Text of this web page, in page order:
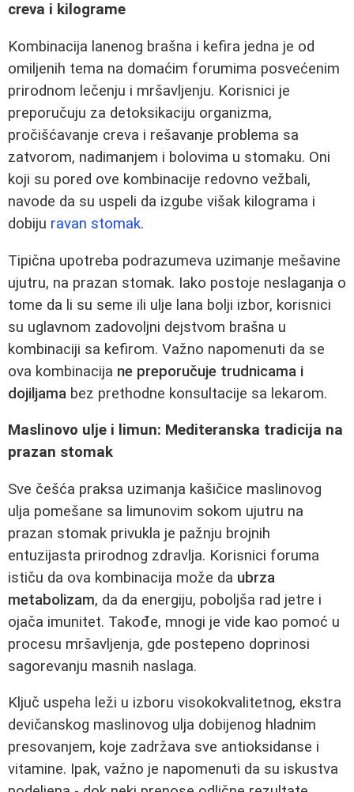
creva i kilograme
Kombinacija lanenog brašna i kefira jedna je od
omiljenih tema na domaćim forumima posvećenim
prirodnom lečenju i mršavljenju. Korisnici je
preporučuju za detoksikaciju organizma,
pročišćavanje creva i rešavanje problema sa
zatvorom, nadimanjem i bolovima u stomaku. Oni
koji su pored ove kombinacije redovno vežbali,
navode da su uspeli da izgube višak kilograma i
dobiju ravan stomak.
Tipična upotreba podrazumeva uzimanje mešavine
ujutru, na prazan stomak. Iako postoje neslaganja o
tome da li su seme ili ulje lana bolji izbor, korisnici
su uglavnom zadovoljni dejstvom brašna u
kombinaciji sa kefirom. Važno napomenuti da se
ova kombinacija ne preporučuje trudnicama i
dojiljama bez prethodne konsultacije sa lekarom.
Maslinovo ulje i limun: Mediteranska tradicija na
prazan stomak
Sve češća praksa uzimanja kašičice maslinovog
ulja pomešane sa limunovim sokom ujutru na
prazan stomak privukla je pažnju brojnih
entuzijasta prirodnog zdravlja. Korisnici foruma
ističu da ova kombinacija može da ubrza
metabolizam, da da energiju, poboljša rad jetre i
ojača imunitet. Takođe, mnogi je vide kao pomoć u
procesu mršavljenja, gde postepeno doprinosi
sagorevanju masnih naslaga.
Ključ uspeha leži u izboru visokokvalitetnog, ekstra
devičanskog maslinovog ulja dobijenog hladnim
presovanjem, koje zadržava sve antioksidanse i
vitamine. Ipak, važno je napomenuti da su iskustva